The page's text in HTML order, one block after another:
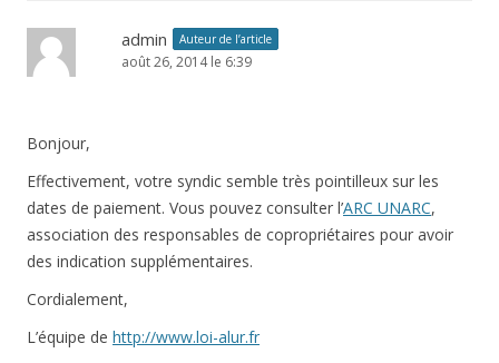
admin Auteur de l’article
août 26, 2014 le 6:39
Bonjour,
Effectivement, votre syndic semble très pointilleux sur les
dates de paiement. Vous pouvez consulter l’ARC UNARC,
association des responsables de copropriétaires pour avoir
des indication supplémentaires.
Cordialement,
L’équipe de http://www.loi-alur.fr